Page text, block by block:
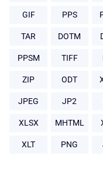
GIF PPS
TAR DOTM
PPSM TIFF
ZIP ODT
JPEG JP2
XLSX MHTML
XLT PNG